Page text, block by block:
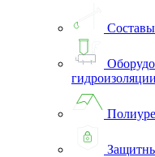
гидроизоляции